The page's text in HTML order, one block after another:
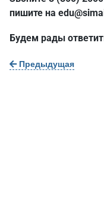
пишите на
Будем рады
Предыдущая